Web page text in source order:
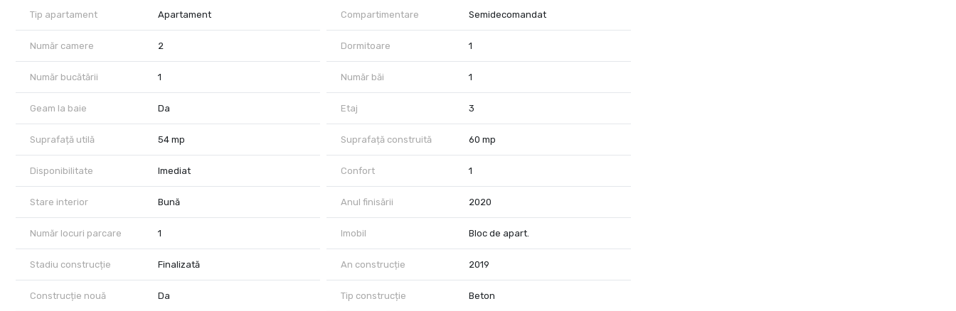
Tip apartament Apartament Compartimentare Semidecomandat
Număr camere 2 Dormitoare 1
Număr bucătării 1 Număr băi 1
Geam la baie Da Etaj 3
Suprafață utilă 54 mp Suprafață construită 60 mp
Disponibilitate Imediat Confort 1
Stare interior Bună Anul finisării 2020
Număr locuri parcare 1 Imobil Bloc de apart.
Stadiu construcție Finalizată An construcție 2019
Construcție nouă Da Tip construcție Beton